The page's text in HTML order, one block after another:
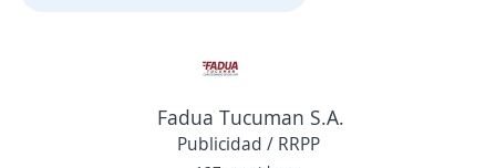
Fadua Tucuman S.A.
Publicidad / RRPP